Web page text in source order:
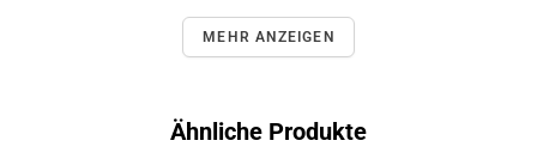
MEHR ANZEIGEN
Ähnliche Produkte